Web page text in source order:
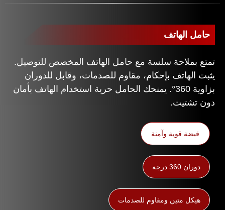
حامل الهاتف
تمتع بملاحة سلسة مع حامل الهاتف المخصص للتوصيل.
يثبت الهاتف بإحكام، مقاوم للصدمات، وقابل للدوران
بزاوية 360°. يمنحك الحامل حرية استخدام الهاتف بأمان
دون تشتيت.
قبضة قوية وآمنة
دوران 360 درجة
هيكل متين ومقاوم للصدمات